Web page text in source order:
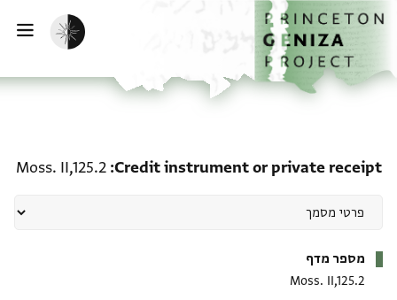
לתוכןהבית
הפעלת מצב כהה
Credit instrument or private receipt
Moss. II,125.2
מספר מדף
Moss. II,125.2